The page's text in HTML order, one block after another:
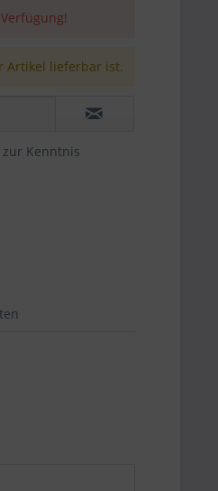
Artikel lieferbar ist.
zur Kenntnis